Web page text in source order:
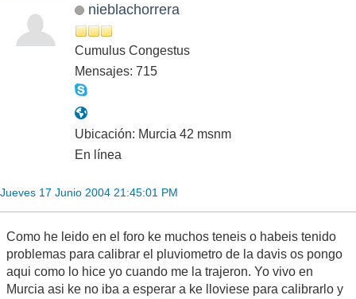
nieblachorrera
Cumulus Congestus
Mensajes: 715
Ubicación: Murcia 42 msnm
En línea
Jueves 17 Junio 2004 21:45:01 PM
Como he leido en el foro ke muchos teneis o habeis tenido
problemas para calibrar el pluviometro de la davis os pongo
aqui como lo hice yo cuando me la trajeron. Yo vivo en
Murcia asi ke no iba a esperar a ke lloviese para calibrarlo y